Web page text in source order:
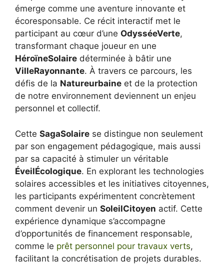
émerge comme une aventure innovante et
écoresponsable. Ce récit interactif met le
participant au cœur d’une OdysséeVerte,
transformant chaque joueur en une
HéroïneSolaire déterminée à bâtir une
VilleRayonnante. À travers ce parcours, les
défis de la Natureurbaine et de la protection
de notre environnement deviennent un enjeu
personnel et collectif.
Cette SagaSolaire se distingue non seulement
par son engagement pédagogique, mais aussi
par sa capacité à stimuler un véritable
ÉveilÉcologique. En explorant les technologies
solaires accessibles et les initiatives citoyennes,
les participants expérimentent concrètement
comment devenir un SoleilCitoyen actif. Cette
expérience dynamique s’accompagne
d’opportunités de financement responsable,
comme le prêt personnel pour travaux verts,
facilitant la concrétisation de projets durables.